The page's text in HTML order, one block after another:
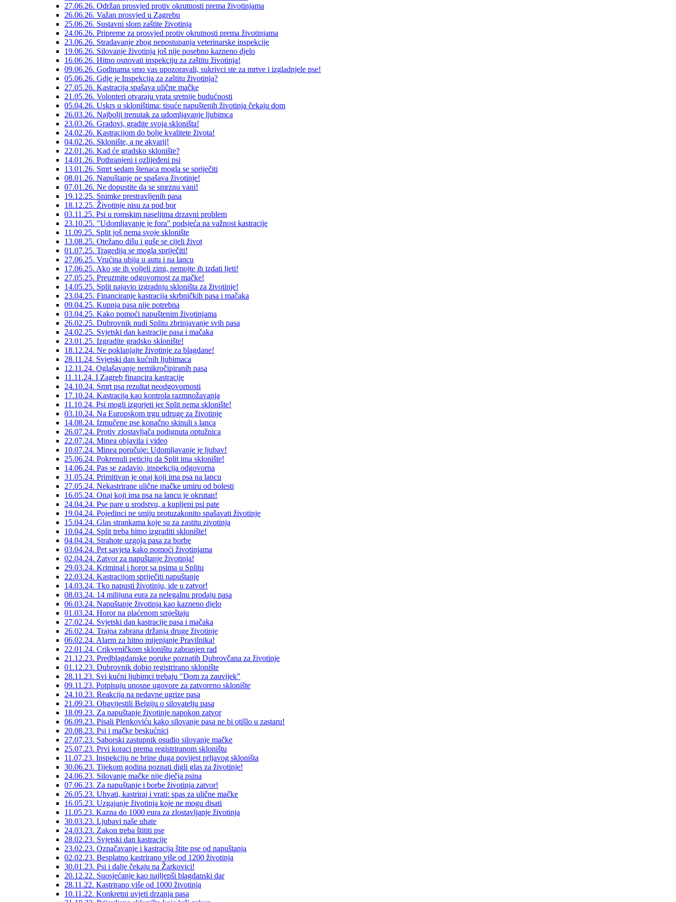
27.06.26. Održan prosvjed protiv okrutnosti prema životinjama
26.06.26. Važan prosvjed u Zagrebu
25.06.26. Sustavni slom zaštite životinja
24.06.26. Pripreme za prosvjed protiv okrutnosti prema životinjama
23.06.26. Stradavanje zbog nepostupanja veterinarske inspekcije
19.06.26. Silovanje životinja još nije posebno kazneno djelo
16.06.26. Hitno osnovati inspekciju za zaštitu životinja!
09.06.26. Godinama smo vas upozoravali, sukrivci ste za mrtve i izgladnjele pse!
05.06.26. Gdje je Inspekcija za zaštitu životinja?
27.05.26. Kastracija spašava ulične mačke
21.05.26. Volonteri otvaraju vrata sretnije budućnosti
05.04.26. Uskrs u skloništima: tisuće napuštenih životinja čekaju dom
26.03.26. Najbolji trenutak za udomljavanje ljubimca
23.03.26. Gradovi, gradite svoja skloništa!
24.02.26. Kastracijom do bolje kvalitete života!
04.02.26. Sklonište, a ne akvarij!
22.01.26. Kad će gradsko sklonište?
14.01.26. Pothranjeni i ozlijeđeni psi
13.01.26. Smrt sedam štenaca mogla se spriječiti
08.01.26. Napuštanje ne spašava životinje!
07.01.26. Ne dopustite da se smrznu vani!
19.12.25. Snimke prestravljenih pasa
18.12.25. Životinje nisu za pod bor
03.11.25. Psi u romskim naseljima drzavni problem
23.10.25. "Udomljavanje je fora" podsjeća na važnost kastracije
11.09.25. Split još nema svoje sklonište
13.08.25. Otežano dišu i guše se cijeli život
01.07.25. Tragedija se mogla spriječiti!
27.06.25. Vrućina ubija u autu i na lancu
17.06.25. Ako ste ih voljeli zimi, nemojte ih izdati ljeti!
27.05.25. Preuzmite odgovornost za mačke!
14.05.25. Split najavio izgradnju skloništa za životinje!
23.04.25. Financiranje kastracija skrbničkih pasa i mačaka
09.04.25. Kupnja pasa nije potrebna
03.04.25. Kako pomoći napuštenim životinjama
26.02.25. Dubrovnik nudi Splitu zbrinjavanje svih pasa
24.02.25. Svjetski dan kastracije pasa i mačaka
23.01.25. Izgradite gradsko sklonište!
18.12.24. Ne poklanjajte životinje za blagdane!
28.11.24. Svjetski dan kućnih ljubimaca
12.11.24. Oglašavanje nemikročipiranih pasa
11.11.24. I Zagreb financira kastracije
24.10.24. Smrt psa rezultat neodgovornosti
17.10.24. Kastracija kao kontrola razmnožavanja
11.10.24. Psi mogli izgorjeti jer Split nema sklonište!
03.10.24. Na Europskom trgu udruge za životinje
14.08.24. Izmučene pse konačno skinuli s lanca
26.07.24. Protiv zlostavljača podignuta optužnica
22.07.24. Minea objavila i video
10.07.24. Minea poručuje: Udomljavanje je ljubav!
25.06.24. Pokrenuli peticiju da Split ima sklonište!
14.06.24. Pas se zadavio, inspekcija odgovorna
31.05.24. Primitivan je onaj koji ima psa na lancu
27.05.24. Nekastrirane ulične mačke umiru od bolesti
16.05.24. Onaj koji ima psa na lancu je okrutan!
24.04.24. Pse pare u srodstvu, a kupljeni psi pate
19.04.24. Pojedinci ne smiju protuzakonito spašavati životinje
15.04.24. Glas strankama koje su za zastitu zivotinja
10.04.24. Split treba hitno izgraditi sklonište!
04.04.24. Strahote uzgoja pasa za borbe
03.04.24. Pet savjeta kako pomoći životinjama
02.04.24. Zatvor za napuštanje životinja!
29.03.24. Kriminal i horor sa psima u Splitu
22.03.24. Kastracijom spriječiti napuštanje
14.03.24. Tko napusti životinju, ide u zatvor!
08.03.24. 14 milijuna eura za nelegalnu prodaju pasa
06.03.24. Napuštanje životinja kao kazneno djelo
01.03.24. Horor na plaćenom smještaju
27.02.24. Svjetski dan kastracije pasa i mačaka
26.02.24. Trajna zabrana držanja druge životinje
06.02.24. Alarm za hitno mijenjanje Pravilnika!
22.01.24. Crikveničkom skloništu zabranjen rad
21.12.23. Predblagdanske poruke poznatih Dubrovčana za životinje
01.12.23. Dubrovnik dobio registrirano sklonište
28.11.23. Svi kućni ljubimci trebaju "Dom za zauvijek"
09.11.23. Potpisuju unosne ugovore za zatvoreno sklonište
24.10.23. Reakcija na nedavne ugrize pasa
21.09.23. Obavijestili Belgiju o silovatelju pasa
18.09.23. Za napuštanje životinje napokon zatvor
06.09.23. Pisali Plenkoviću kako silovanje pasa ne bi otišlo u zastaru!
20.08.23. Psi i mačke beskućnici
27.07.23. Saborski zastupnik osudio silovanje mačke
25.07.23. Prvi koraci prema registriranom skloništu
11.07.23. Inspekciju ne brine duga povijest prljavog skloništa
30.06.23. Tijekom godina poznati digli glas za životinje!
24.06.23. Silovanje mačke nije dječja psina
07.06.23. Za napuštanje i borbe životinja zatvor!
26.05.23. Uhvati, kastriraj i vrati: spas za ulične mačke
16.05.23. Uzgajanje životinja koje ne mogu disati
11.05.23. Kazna do 1000 eura za zlostavljanje životinja
30.03.23. Ljubavi naše uhate
24.03.23. Zakon treba štititi pse
28.02.23. Svjetski dan kastracije
23.02.23. Označavanje i kastracija štite pse od napuštanja
02.02.23. Besplatno kastrirano više od 1200 životinja
30.01.23. Psi i dalje čekaju na Žarkovici!
20.12.22. Suosjećanje kao najljepši blagdanski dar
28.11.22. Kastrirano više od 1000 životinja
10.11.22. Konkretni uvjeti drzanja pasa